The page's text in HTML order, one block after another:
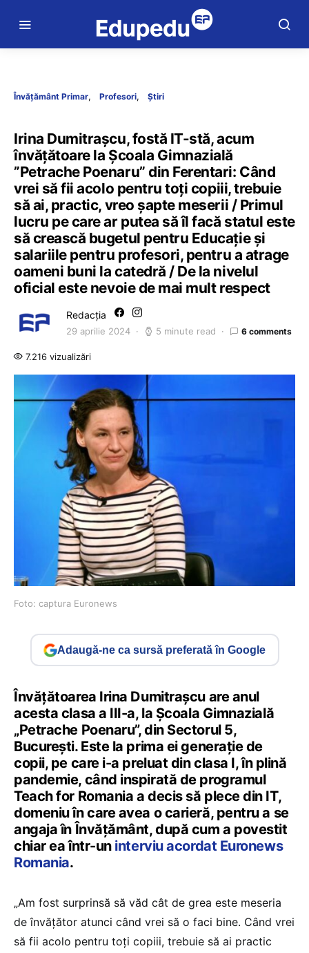
Învățământ Primar Profesori Știri
Irina Dumitrașcu, fostă IT-stă, acum
învățătoare la Școala Gimnazială
”Petrache Poenaru” din Ferentari: Când
vrei să fii acolo pentru toți copiii, trebuie
să ai, practic, vreo șapte meserii / Primul
lucru pe care ar putea să îl facă statul este
să crească bugetul pentru Educație și
salariile pentru profesori, pentru a atrage
oameni buni la catedră / De la nivelul
oficial este nevoie de mai mult respect
Redacția
29 aprilie 2024 5 minute read 6 comments
7.216 vizualizări
Foto: captura Euronews
Adaugă-ne ca sursă preferată în Google
Învățătoarea Irina Dumitrașcu are anul
acesta clasa a III-a, la Școala Gimnazială
„Petrache Poenaru”, din Sectorul 5,
București. Este la prima ei generație de
copii, pe care i-a preluat din clasa I, în plină
pandemie, când inspirată de programul
Teach for Romania a decis să plece din IT,
domeniu în care avea o carieră, pentru a se
angaja în Învățământ, după cum a povestit
chiar ea într-un interviu acordat Euronews
Romania.
„Am fost surprinsă să văd cât de grea este meseria
de învățător atunci când vrei să o faci bine. Când vrei
să fii acolo pentru toți copiii, trebuie să ai practic